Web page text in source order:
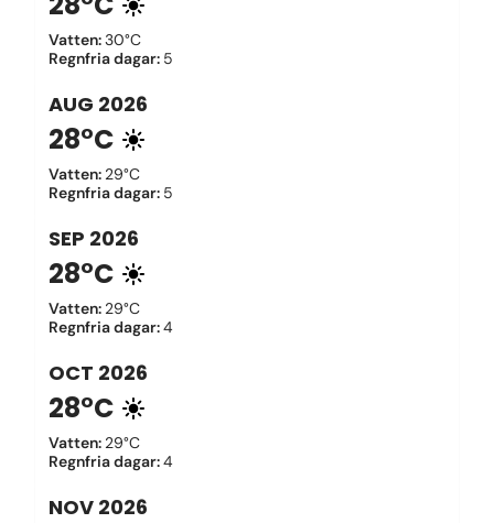
Vatten:30°C
Regnfria dagar: 5
AUG 2026
28°C
Vatten: 29°C
Regnfria dagar: 5
SEP 2026
28°C
Vatten: 29°C
Regnfria dagar:4
OCT 2026
28°C
Vatten: 29°C
Regnfria dagar:4
NOV 2026